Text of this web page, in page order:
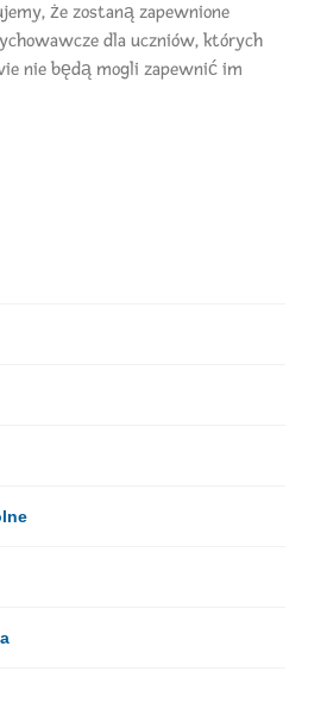
że zostaną zapewnione
dla uczniów, których
nie będą mogli zapewnić im